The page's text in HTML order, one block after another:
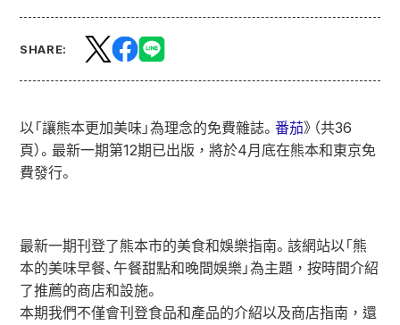
SHARE:
以「讓熊本更加美味」為理念的免費雜誌。 番茄》（共36
頁）。最新一期第12期已出版，將於4月底在熊本和東京免
費發行。
最新一期刊登了熊本市的美食和娛樂指南。該網站以「熊
本的美味早餐、午餐甜點和晚間娛樂」為主題，按時間介紹
了推薦的商店和設施。
本期我們不僅會刊登食品和產品的介紹以及商店指南，還